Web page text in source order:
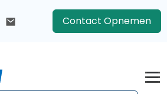
Contact Opnemen